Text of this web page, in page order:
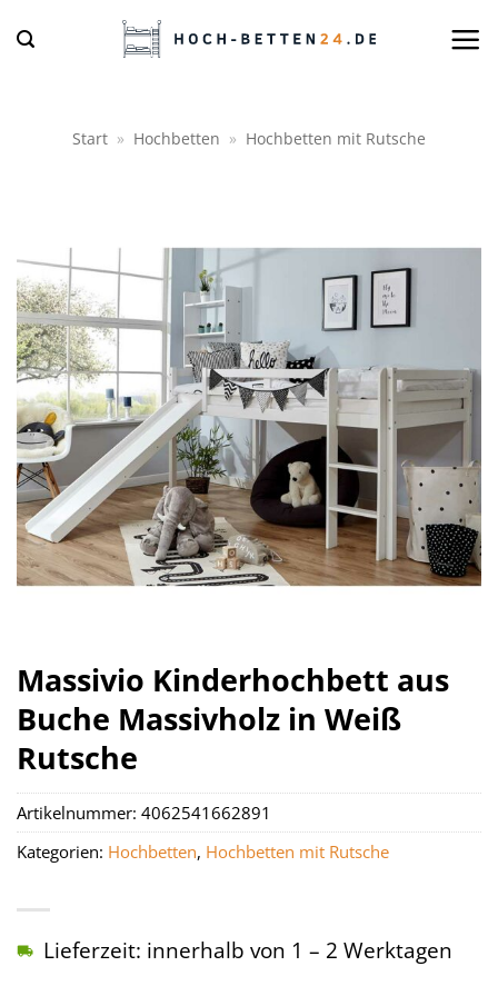
Inhalt
Start » Hochbetten » Hochbetten mit Rutsche
Massivio Kinderhochbett aus
Buche Massivholz in Weiß
Rutsche
Lieferzeit: innerhalb von 1 – 2 Werktagen
Artikelnummer: 4062541662891
Kategorien: Hochbetten, Hochbetten mit Rutsche